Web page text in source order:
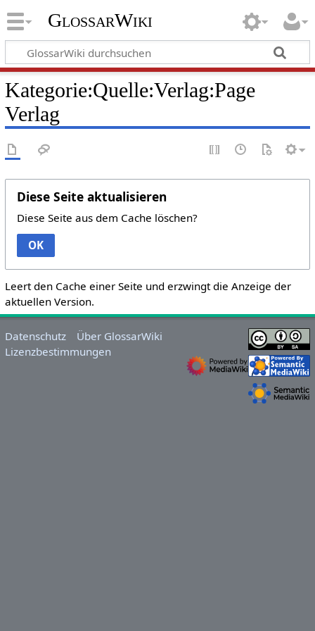
GlossarWiki
Kategorie:Quelle:Verlag:Page
Verlag
Diese Seite aktualisieren
Diese Seite aus dem Cache löschen?
OK
Leert den Cache einer Seite und erzwingt die Anzeige der
aktuellen Version.
Datenschutz
Über GlossarWiki
Lizenzbestimmungen